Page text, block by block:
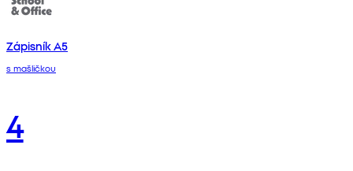
Zápisník A5
s mašličkou
4